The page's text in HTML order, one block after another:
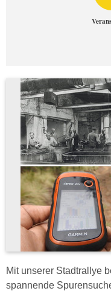
Mit unserer Stadtrallye
spannende